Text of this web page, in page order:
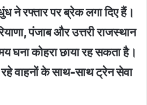
ने रफ्तार पर ब्रेक लगा दिए हैं।
पंजाब और उत्तरी राजस्थान
घना कोहरा छाया रह सकता है।
वाहनों के साथ-साथ ट्रेन सेवा